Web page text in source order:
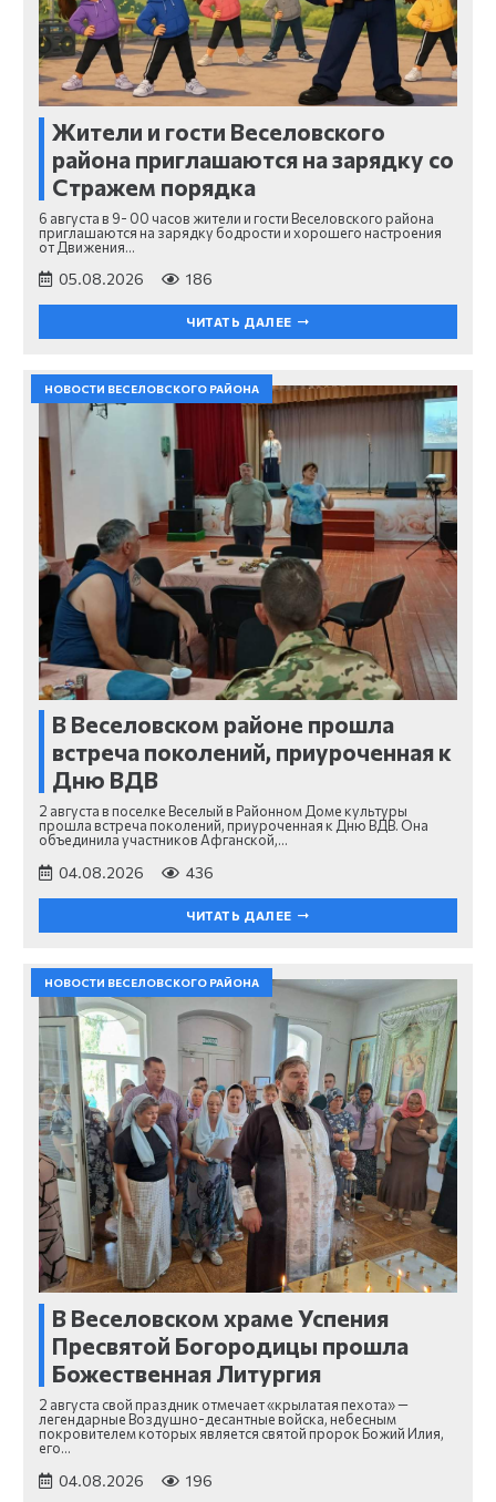
Жители и гости Веселовского
района приглашаются на зарядку со
Стражем порядка
6 августа в 9- 00 часов жители и гости Веселовского района
приглашаются на зарядку бодрости и хорошего настроения
от Движения…
05.08.2026 186
ЧИТАТЬ ДАЛЕЕ
НОВОСТИ ВЕСЕЛОВСКОГО РАЙОНА
В Веселовском районе прошла
встреча поколений, приуроченная к
Дню ВДВ
2 августа в поселке Веселый в Районном Доме культуры
прошла встреча поколений, приуроченная к Дню ВДВ. Она
объединила участников Афганской,…
04.08.2026 436
ЧИТАТЬ ДАЛЕЕ
НОВОСТИ ВЕСЕЛОВСКОГО РАЙОНА
В Веселовском храме Успения
Пресвятой Богородицы прошла
Божественная Литургия
2 августа свой праздник отмечает «крылатая пехота» —
легендарные Воздушно-десантные войска, небесным
покровителем которых является святой пророк Божий Илия,
его…
04.08.2026 196